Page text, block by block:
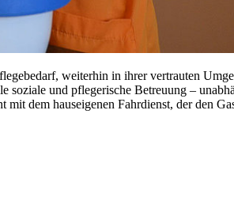
weiterhin in ihrer vertrauten
und pflegerische Betreuung –
dem hauseigenen Fahrdienst, der den